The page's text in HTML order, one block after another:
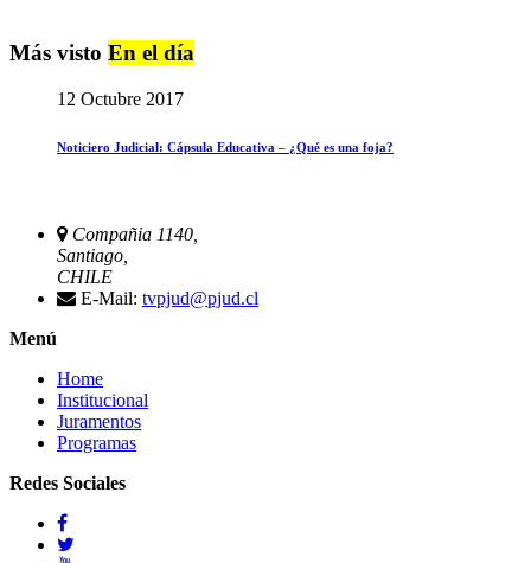
Más visto En el día
12 Octubre 2017
Noticiero Judicial: Cápsula Educativa – ¿Qué es una foja?
Compañia 1140,
Santiago,
CHILE
E-Mail: tvpjud@pjud.cl
Menú
Home
Institucional
Juramentos
Programas
Redes Sociales